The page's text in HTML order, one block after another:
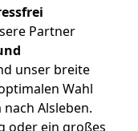
Partner
unser breite
Wahl
Alsleben.
oder ein großes